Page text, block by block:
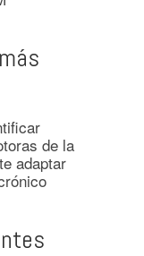
de la
adaptar